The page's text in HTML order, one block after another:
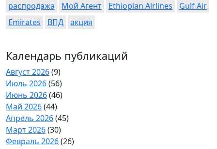
распродажа
Мой Агент Ethiopian Airlines
Gulf Air
Emirates
ВПД акция
Календарь публикаций
Август 2026(9)
Июль 2026(56)
Июнь 2026(46)
Май 2026(44)
Апрель 2026(45)
Март 2026(30)
Февраль 2026(26)